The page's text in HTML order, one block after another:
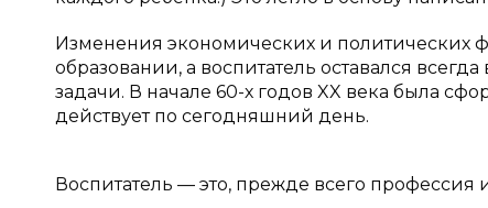
Изменения экономических и политических
образовании, а воспитатель оставался
задачи. В начале 60-х годов XX века была
действует по сегодняшний день.
Воспитатель — это, прежде всего профессия